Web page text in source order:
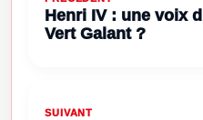
Henri IV : une voix
Vert Galant ?
SUIVANT